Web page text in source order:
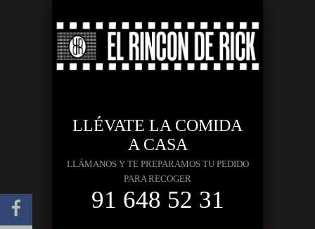
LLÉVATE LA COMIDA
A CASA
LLÁMANOS Y TE PREPARAMOS TU PEDIDO
PARA RECOGER
91 648 52 31